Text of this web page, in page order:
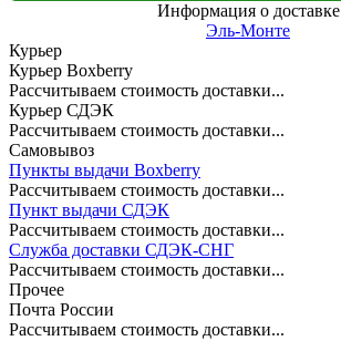
Информация о доставке
Эль-Монте
Курьер
Курьер Boxberry
Рассчитываем стоимость доставки...
Курьер СДЭК
Рассчитываем стоимость доставки...
Самовывоз
Пункты выдачи Boxberry
Рассчитываем стоимость доставки...
Пункт выдачи СДЭК
Рассчитываем стоимость доставки...
Служба доставки СДЭК-СНГ
Рассчитываем стоимость доставки...
Прочее
Почта России
Рассчитываем стоимость доставки...